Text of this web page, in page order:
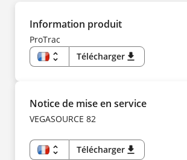
Information produit
ProTrac
unfold_more
FR
CS
DA
ES
FI
IT
KK
KO
Télécharger download
Notice de mise en service
VEGASOURCE 82
unfold_more Télécharger download